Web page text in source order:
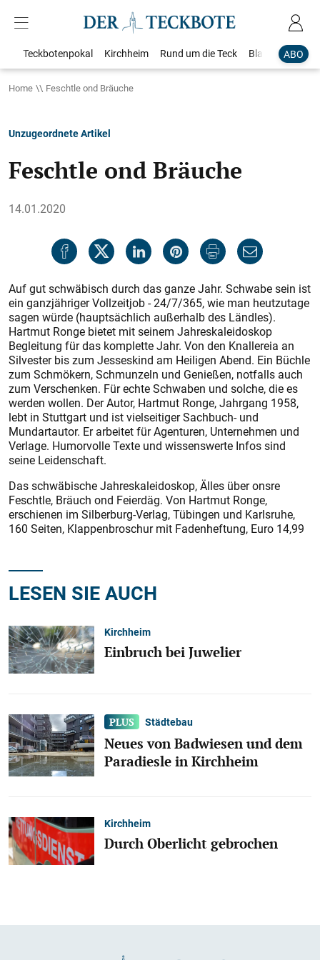
ABO
Teckbotenpokal Kirchheim Rund um die Teck Blaulicht
Home Feschtle ond Bräuche
Unzugeordnete Artikel
Feschtle ond Bräuche
14.01.2020
Auf gut schwäbisch durch das ganze Jahr. Schwabe sein ist
ein ganzjähriger Vollzeitjob - 24/7/365, wie man heutzutage
sagen würde (hauptsächlich außerhalb des Ländles).
Hartmut Ronge bietet mit seinem Jahreskaleidoskop
Begleitung für das komplette Jahr. Von den Knallereia an
Silvester bis zum Jesseskind am Heiligen Abend. Ein Büchle
zum Schmökern, Schmunzeln und Genießen, notfalls auch
zum Verschenken. Für echte Schwaben und solche, die es
werden wollen. Der Autor, Hartmut Ronge, Jahrgang 1958,
lebt in Stuttgart und ist vielseitiger Sachbuch- und
Mundartautor. Er arbeitet für Agenturen, Unternehmen und
Verlage. Humorvolle Texte und wissenswerte Infos sind
seine Leidenschaft.
Das schwäbische Jahreskaleidoskop, Älles über onsre
Feschtle, Bräuch ond Feierdäg. Von Hartmut Ronge,
erschienen im Silberburg-Verlag, Tübingen und Karlsruhe,
160 Seiten, Klappenbroschur mit Fadenheftung, Euro 14,99
LESEN SIE AUCH
Kirchheim
Einbruch bei Juwelier
Städtebau
Neues von Badwiesen und dem
Paradiesle in Kirchheim
Kirchheim
Durch Oberlicht gebrochen